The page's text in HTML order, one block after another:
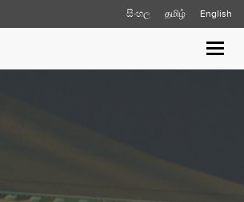
සිංහල தமிழ் English
Toggle